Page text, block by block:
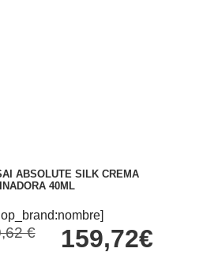
ABSOLUTE SILK CREMA
40ML
€ 159,72€